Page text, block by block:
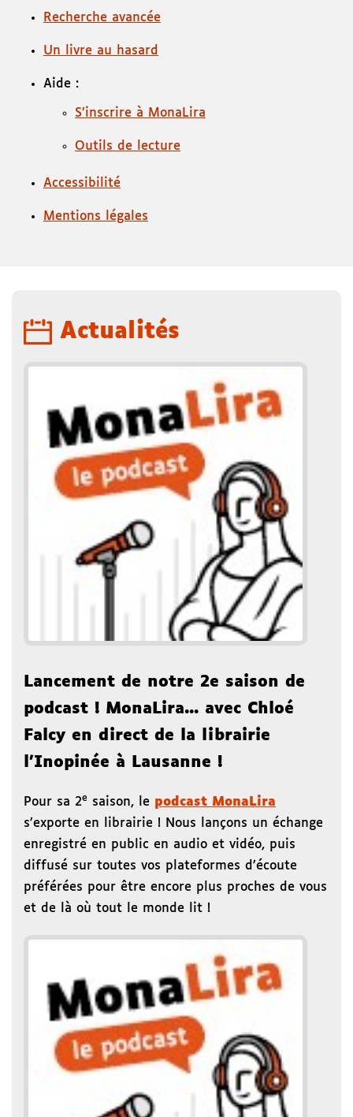
Recherche avancée
Un livre au hasard
Aide :
S’inscrire à MonaLira
Outils de lecture
Accessibilité
Mentions légales
Actualités
Lancement de notre 2e saison de
podcast ! MonaLira... avec Chloé
Falcy en direct de la librairie
l’Inopinée à Lausanne !
Pour sa 2e saison, le podcast MonaLira
s’exporte en librairie ! Nous lançons un échange
enregistré en public en audio et vidéo, puis
diffusé sur toutes vos plateformes d’écoute
préférées pour être encore plus proches de vous
et de là où tout le monde lit !